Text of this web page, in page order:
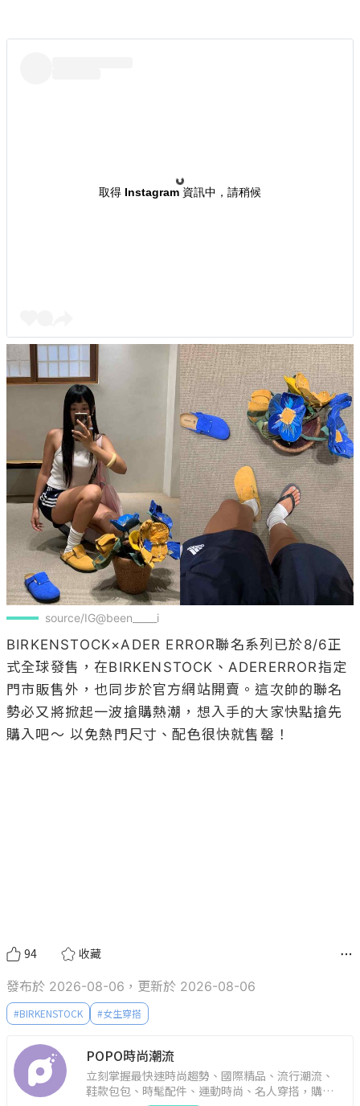
取得 Instagram 資訊中，請稍候
source/IG@been_____i
BIRKENSTOCK×ADER ERROR聯名系列已於8/6正
式全球發售，在BIRKENSTOCK、ADERERROR指定
門市販售外，也同步於官方網站開賣。這次帥的聯名
勢必又將掀起一波搶購熱潮，想入手的大家快點搶先
購入吧～ 以免熱門尺寸、配色很快就售罄！
94 收藏
發布於 2026-08-06，更新於 2026-08-06
#BIRKENSTOCK #女生穿搭
POPO時尚潮流
立刻掌握最快速時尚趨勢、國際精品、流行潮流、
鞋款包包、時髦配件、運動時尚、名人穿搭，購物